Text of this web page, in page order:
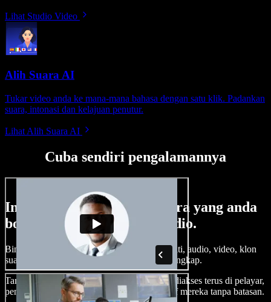
Lihat Studio Video
Alih Suara AI
Tukar video anda ke mana-mana bahasa dengan satu klik. Padankan
suara, intonasi dan kelajuan penutur.
Lihat Alih Suara AI
Cuba sendiri pengalamannya
Ini hanya sebahagian perkara yang anda
boleh buat di Speechify Studio.
Bina suara latar, tambah imej stok tanpa royalti, audio, video, klon
suara anda, untuk projek audio video yang lengkap.
Tanpa keluk pembelajaran dan semua boleh diakses terus di pelayar,
pencipta boleh realisasikan segala idea kreatif mereka tanpa batasan.